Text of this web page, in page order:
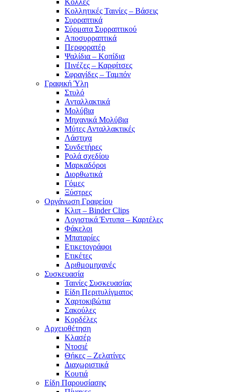
Κολλητικές Ταινίες – Βάσεις
Συρραπτικά
Σύρματα Συρραπτικού
Αποσυρραπτικά
Περφορατέρ
Ψαλίδια – Κοπίδια
Πινέζες – Καρφίτσες
Σφραγίδες – Ταμπόν
Γραφική Ύλη
Στυλό
Ανταλλακτικά
Μολύβια
Μηχανικά Μολύβια
Μύτες Ανταλλακτικές
Λάστιχα
Συνδετήρες
Ρολά σχεδίου
Μαρκαδόροι
Διορθωτικά
Γόμες
Ξύστρες
Οργάνωση Γραφείου
Κλιπ – Binder Clips
Λογιστικά Έντυπα – Καρτέλες
Φάκελοι
Μπαταρίες
Ετικετογράφοι
Ετικέτες
Αριθμομηχανές
Συσκευασία
Ταινίες Συσκευασίας
Είδη Περιτυλίγματος
Χαρτοκιβώτια
Σακούλες
Κορδέλες
Αρχειοθέτηση
Κλασέρ
Ντοσιέ
Θήκες – Ζελατίνες
Διαχωριστικά
Κουτιά
Είδη Παρουσίασης